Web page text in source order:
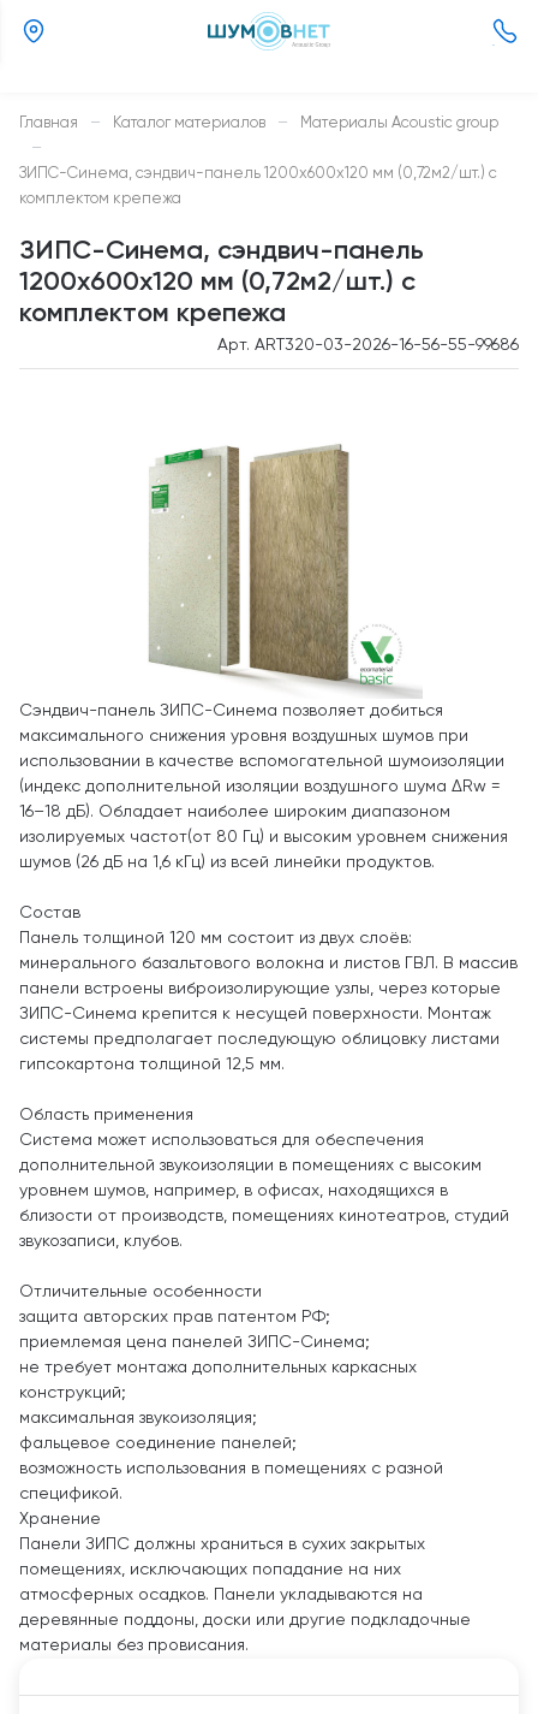
37
Главная — Каталог материалов — Материалы Acoustic group
—
ЗИПС-Синема, сэндвич-панель 1200х600х120 мм (0,72м2/шт.) с
комплектом крепежа
ЗИПС-Синема, сэндвич-панель
1200х600х120 мм (0,72м2/шт.) с
комплектом крепежа
Арт. ART320-03-2026-16-56-55-99686
Сэндвич-панель ЗИПС-Синема позволяет добиться
максимального снижения уровня воздушных шумов при
использовании в качестве вспомогательной шумоизоляции
(индекс дополнительной изоляции воздушного шума ΔRw =
16–18 дБ). Обладает наиболее широким диапазоном
изолируемых частот(от 80 Гц) и высоким уровнем снижения
шумов (26 дБ на 1,6 кГц) из всей линейки продуктов.
Состав
Панель толщиной 120 мм состоит из двух слоёв:
минерального базальтового волокна и листов ГВЛ. В массив
панели встроены виброизолирующие узлы, через которые
ЗИПС-Синема крепится к несущей поверхности. Монтаж
системы предполагает последующую облицовку листами
гипсокартона толщиной 12,5 мм.
Область применения
Система может использоваться для обеспечения
дополнительной звукоизоляции в помещениях с высоким
уровнем шумов, например, в офисах, находящихся в
близости от производств, помещениях кинотеатров, студий
звукозаписи, клубов.
Отличительные особенности
защита авторских прав патентом РФ;
приемлемая цена панелей ЗИПС-Синема;
не требует монтажа дополнительных каркасных
конструкций;
максимальная звукоизоляция;
фальцевое соединение панелей;
возможность использования в помещениях с разной
спецификой.
Хранение
Панели ЗИПС должны храниться в сухих закрытых
помещениях, исключающих попадание на них
атмосферных осадков. Панели укладываются на
деревянные поддоны, доски или другие подкладочные
материалы без провисания.